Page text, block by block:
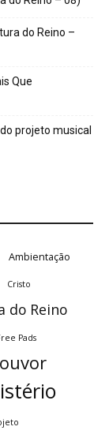
do Reino –
Que
projeto musical
Ambientação
Cristo
do Reino
Pads